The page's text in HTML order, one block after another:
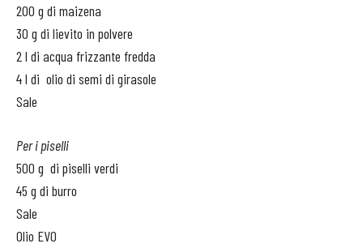
200 g di maizena
30 g di lievito in polvere
2 l di acqua frizzante fredda
4 l di olio di semi di girasole
Sale
Per i piselli
500 g di piselli verdi
45 g di burro
Sale
Olio EVO